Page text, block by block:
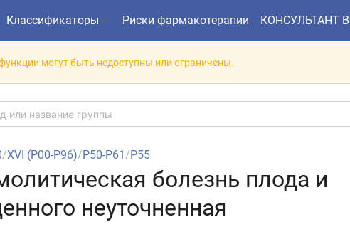
Классификаторы Риски фармакотерапии КОНСУЛЬТАНТ
могут быть недоступны или ограничены.
/XVI (P00-P96)/P50-P61/P55
болезнь плода и
неуточненная